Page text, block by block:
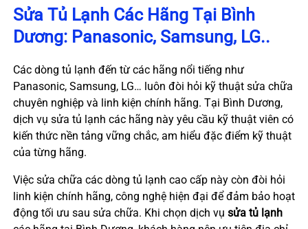
Sửa Tủ Lạnh Các Hãng Tại Bình
Dương: Panasonic, Samsung, LG..
Các dòng tủ lạnh đến từ các hãng nổi tiếng như
Panasonic, Samsung, LG… luôn đòi hỏi kỹ thuật sửa chữa
chuyên nghiệp và linh kiện chính hãng. Tại Bình Dương,
dịch vụ sửa tủ lạnh các hãng này yêu cầu kỹ thuật viên có
kiến thức nền tảng vững chắc, am hiểu đặc điểm kỹ thuật
của từng hãng.
Việc sửa chữa các dòng tủ lạnh cao cấp này còn đòi hỏi
linh kiện chính hãng, công nghệ hiện đại để đảm bảo hoạt
động tối ưu sau sửa chữa. Khi chọn dịch vụ sửa tủ lạnh